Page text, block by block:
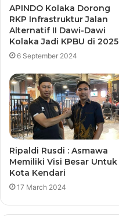
APINDO Kolaka Dorong
RKP Infrastruktur Jalan
Alternatif II Dawi-Dawi
Kolaka Jadi KPBU di 2025
6 September 2024
Ripaldi Rusdi : Asmawa
Memiliki Visi Besar Untuk
Kota Kendari
17 March 2024